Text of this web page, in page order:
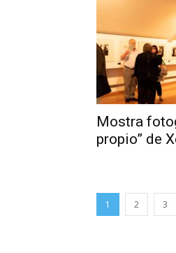
Mostra
propio” de
1 2 3